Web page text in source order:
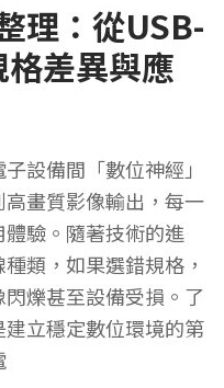
理：從USB-
差異與應
設備間「數位神經」
畫質影像輸出，每一
驗。隨著技術的進
類，如果選錯規格，
爍甚至設備受損。了
立穩定數位環境的第